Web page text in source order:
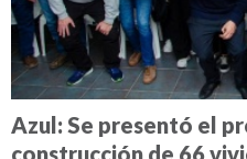
Azul: Se presentó el
construcción de 66